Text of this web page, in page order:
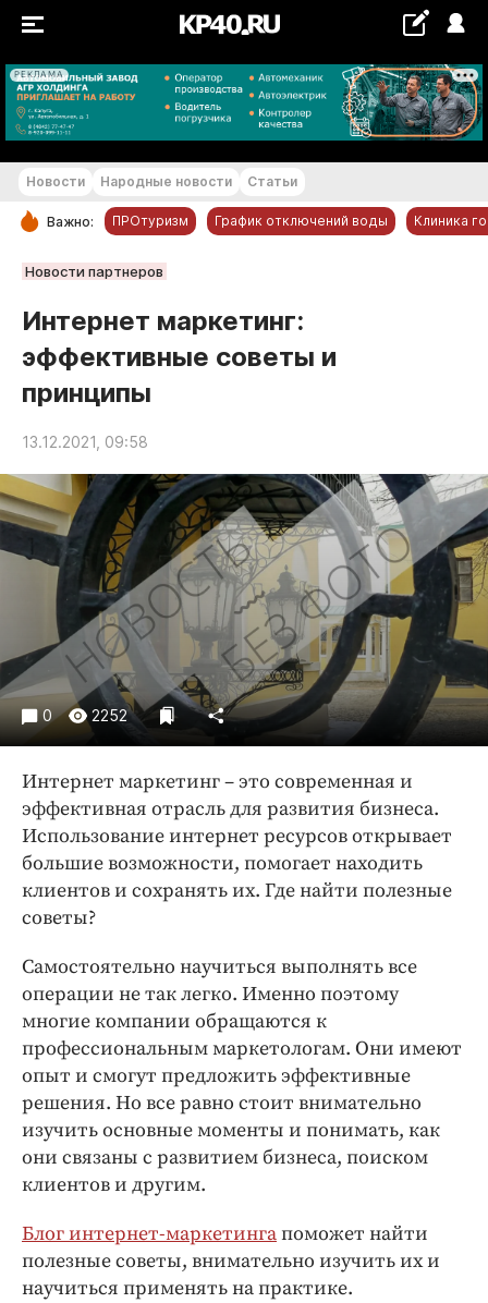
РЕКЛАМА
+22...+23 °С
РУБРИКИ
Новости компаний
Статьи
Народные новости
Авто и транспорт
Благоустройство
Криминал
Культура
Недвижимость и ЖКХ
Образование
Общество
Погода
Праздники
Происшествия
Экономика и бизнес
ПРОЕКТЫ
Блоги
Издания
Интересное чтиво
Клиника года
Бренд года
Работодатель года
Новости Народные новости Статьи
Важно: ПРОтуризм График отключений воды Клиника
Новости партнеров
Интернет маркетинг:
эффективные советы и
принципы
13.12.2021, 09:58
0 2252
Интернет маркетинг – это современная и
эффективная отрасль для развития бизнеса.
Использование интернет ресурсов открывает
большие возможности, помогает находить
клиентов и сохранять их. Где найти полезные
советы?
Самостоятельно научиться выполнять все
операции не так легко. Именно поэтому
многие компании обращаются к
профессиональным маркетологам. Они имеют
опыт и смогут предложить эффективные
решения. Но все равно стоит внимательно
изучить основные моменты и понимать, как
они связаны с развитием бизнеса, поиском
клиентов и другим.
Блог интернет-маркетингапоможет найти
полезные советы, внимательно изучить их и
научиться применять на практике.